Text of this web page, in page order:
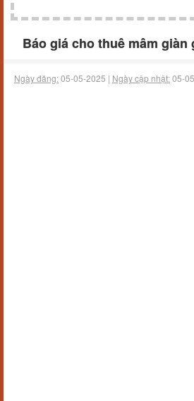
Báo giá cho thuê mâm giàn
Ngày đăng:05-05-2025 | Ngày cập nhật:05-